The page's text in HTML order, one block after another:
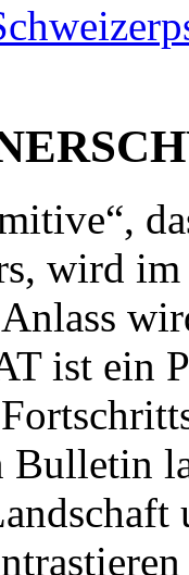
wird
ist ein
Bulletin